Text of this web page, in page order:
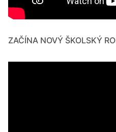
ZAČÍNA NOVÝ ŠKOLSKÝ